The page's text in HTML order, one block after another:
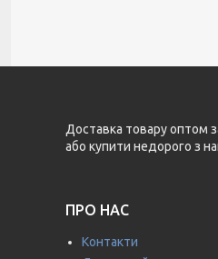
Доставка товару оптом
або купити недорого з
ПРО НАС
Контакти